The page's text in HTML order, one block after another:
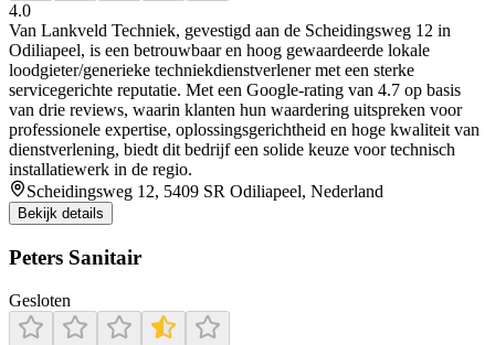
4.0
Van Lankveld Techniek, gevestigd aan de Scheidingsweg 12 in
Odiliapeel, is een betrouwbaar en hoog gewaardeerde lokale
loodgieter/generieke techniekdienstverlener met een sterke
servicegerichte reputatie. Met een Google-rating van 4.7 op basis
van drie reviews, waarin klanten hun waardering uitspreken voor
professionele expertise, oplossingsgerichtheid en hoge kwaliteit van
dienstverlening, biedt dit bedrijf een solide keuze voor technisch
installatiewerk in de regio.
Scheidingsweg 12, 5409 SR Odiliapeel, Nederland
Bekijk details
Peters Sanitair
Gesloten